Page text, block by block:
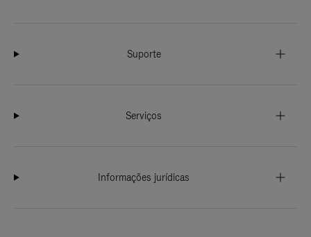
Suporte
Serviços
Informações jurídicas